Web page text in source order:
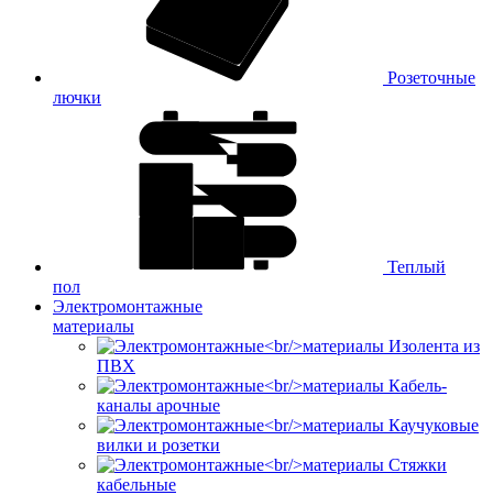
Розеточные
лючки
Теплый
пол
Электромонтажные
материалы
Изолента из
ПВХ
Кабель-
каналы арочные
Каучуковые
вилки и розетки
Стяжки
кабельные